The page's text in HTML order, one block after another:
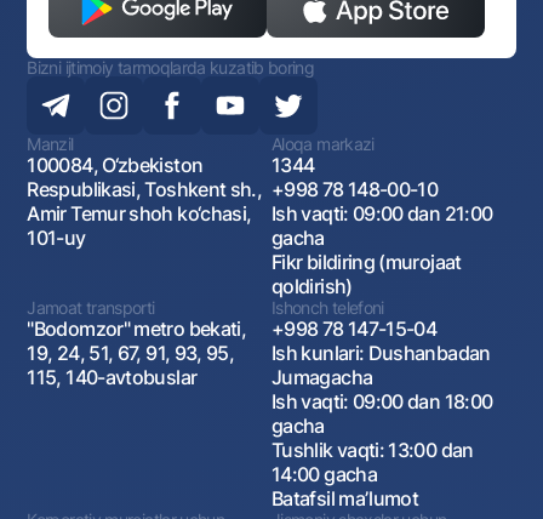
Bizni ijtimoiy tarmoqlarda kuzatib boring
Manzil
100084, O‘zbekiston
Respublikasi, Toshkent sh.,
Amir Temur shoh ko‘chasi,
101-uy
Aloqa markazi
1344
+998 78 148-00-10
Ish vaqti: 09:00 dan 21:00
gacha
Fikr bildiring (murojaat
qoldirish)
Jamoat transporti
"Bodomzor" metro bekati,
19, 24, 51, 67, 91, 93, 95,
115, 140-avtobuslar
Ishonch telefoni
+998 78 147-15-04
Ish kunlari: Dushanbadan
Jumagacha
Ish vaqti: 09:00 dan 18:00
gacha
Tushlik vaqti: 13:00 dan
14:00 gacha
Batafsil maʼlumot